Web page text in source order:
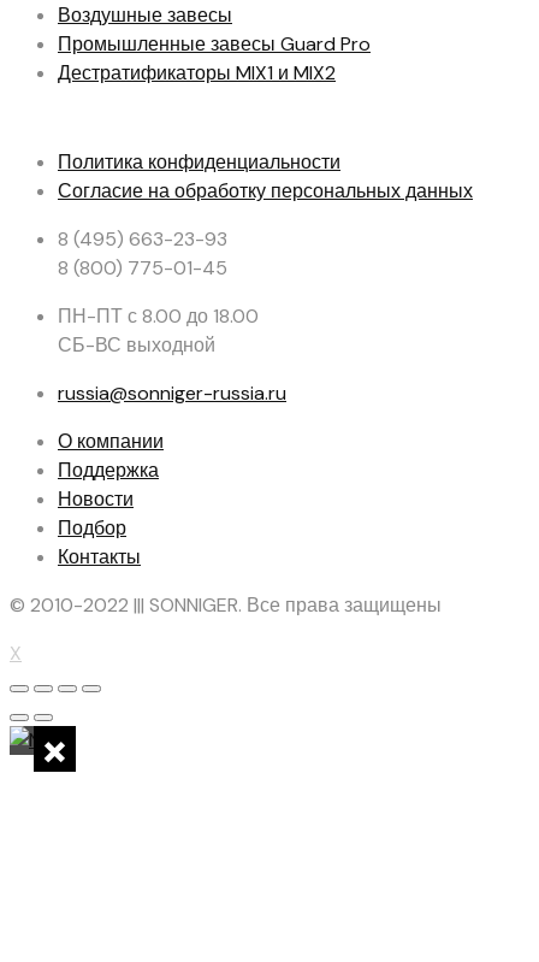
Воздушные завесы
Промышленные завесы Guard Pro
Дестратификаторы MIX1 и MIX2
Политика конфиденциальности
Согласие на обработку персональных данных
8 (495) 663-23-93
8 (800) 775-01-45
ПН-ПТ с 8.00 до 18.00
СБ-ВС выходной
russia@sonniger-russia.ru
О компании
Поддержка
Новости
Подбор
Контакты
© 2010-2022 ||| SONNIGER. Все права защищены
X
×